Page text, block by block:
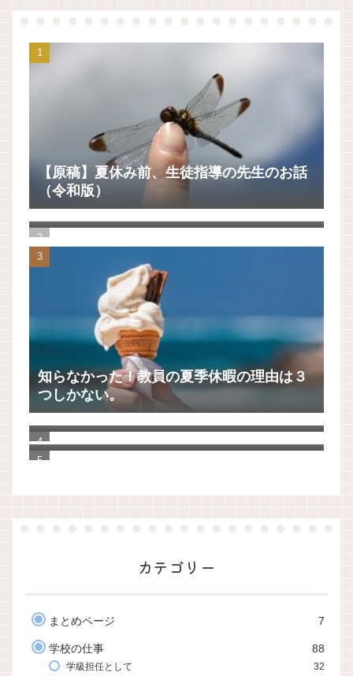
【原稿】夏休み前、生徒指導の先生のお話
（令和版）
ノートアプリをいろいろ検討して、UpNote
に決めました。
知らなかった！教員の夏季休暇の理由は３
つしかない。
【ゼロ秒思考】自分を大切に思えるように
なる100の質問
「Evernote」から「UpNote」へ20年分の
手帳とノートを移行してわかったこと
カテゴリー
まとめページ 7
学校の仕事 88
学級担任として
32